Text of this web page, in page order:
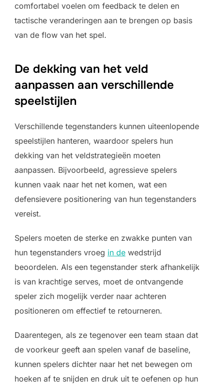
comfortabel voelen om feedback te delen en
tactische veranderingen aan te brengen op basis
van de flow van het spel.
De dekking van het veld
aanpassen aan verschillende
speelstijlen
Verschillende tegenstanders kunnen uiteenlopende
speelstijlen hanteren, waardoor spelers hun
dekking van het veldstrategieën moeten
aanpassen. Bijvoorbeeld, agressieve spelers
kunnen vaak naar het net komen, wat een
defensievere positionering van hun tegenstanders
vereist.
Spelers moeten de sterke en zwakke punten van
hun tegenstanders vroeg in de wedstrijd
beoordelen. Als een tegenstander sterk afhankelijk
is van krachtige serves, moet de ontvangende
speler zich mogelijk verder naar achteren
positioneren om effectief te retourneren.
Daarentegen, als ze tegenover een team staan dat
de voorkeur geeft aan spelen vanaf de baseline,
kunnen spelers dichter naar het net bewegen om
hoeken af te snijden en druk uit te oefenen op hun